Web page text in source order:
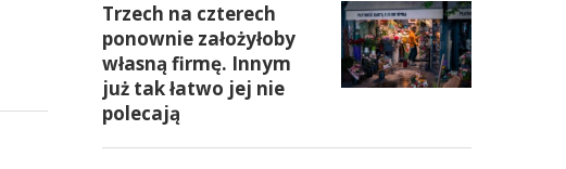
Trzech na czterech
ponownie założyłoby
własną firmę. Innym
już tak łatwo jej nie
polecają